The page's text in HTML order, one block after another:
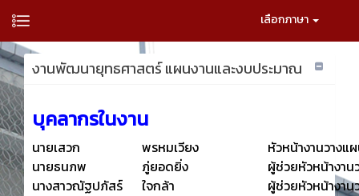
เลือกภาษา
งานพัฒนายุทธศาสตร์ แผนงานและงบประมาณ
บุคลากรในงาน
นายเสวก พรหมเวียง
หัวหน้างานวางแ
นายธนภพ
ภู่ยอดยิ่ง
ผู้ช่วยหัวหน้างาน
นางสาวณัฐปภัสร์
ใจกล้า ผู้ช่วยหัวหน้างาน